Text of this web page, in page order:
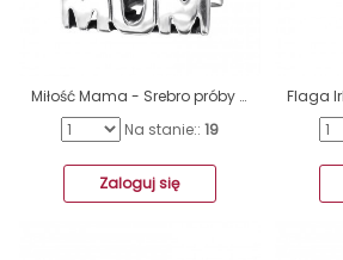
Miłość Mama - Srebro próby 925 Charmsy bez kamieni A4S9201
Na stanie:: 19
Zaloguj się